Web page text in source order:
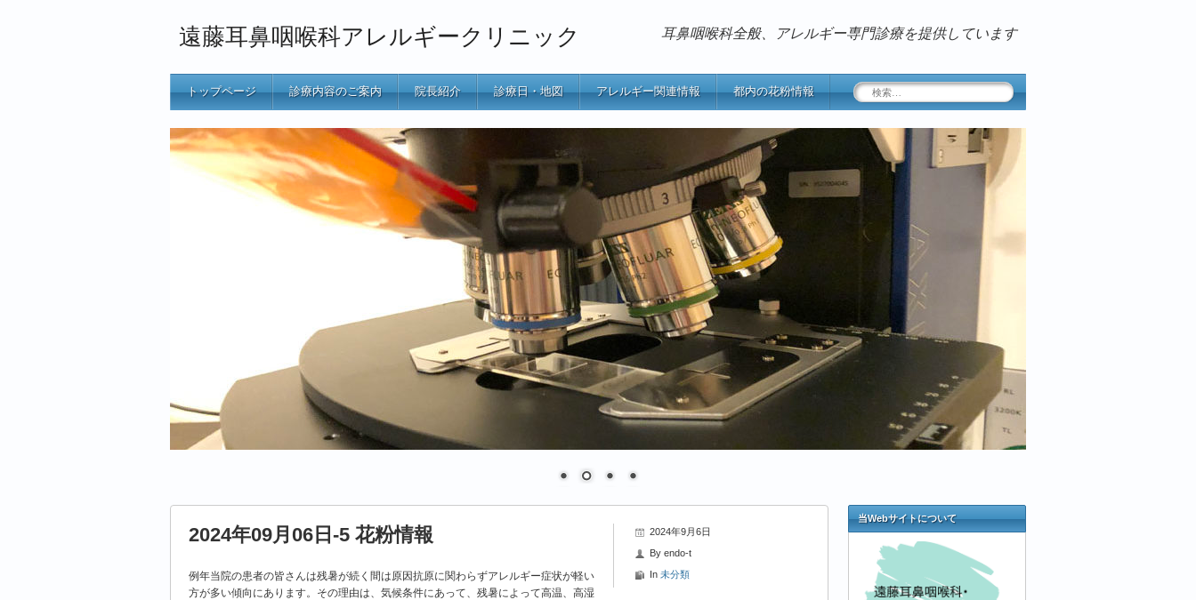
遠藤耳鼻咽喉科アレルギークリニック 耳鼻咽喉科全般、アレルギー専門診療を提供しています
トップページ 診療内容のご案内 院長紹介 診療日・地図 アレルギー関連情報 都内の花粉情報
検
索:
2024年9月6日
By endo-t
In 未分類
2024年09月06日-5 花粉情報
例年当院の患者の皆さんは残暑が続く間は原因抗原に関わらずアレルギー症状が軽い
方が多い傾向にあります。その理由は、気候条件にあって、残暑によって高温、高湿
当Webサイトについて